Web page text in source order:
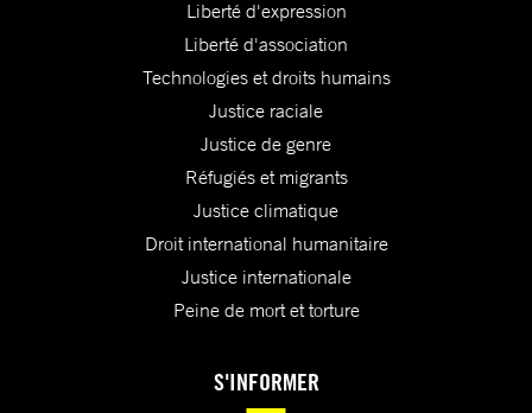
Liberté d'expression
Liberté d'association
Technologies et droits humains
Justice raciale
Justice de genre
Réfugiés et migrants
Justice climatique
Droit international humanitaire
Justice internationale
Peine de mort et torture
S'INFORMER